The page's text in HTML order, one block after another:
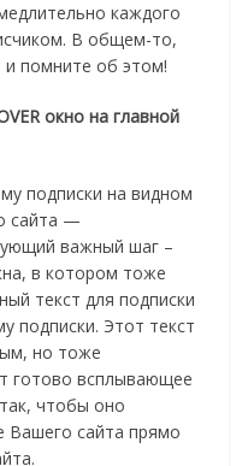
каждого
В общем-то,
и помните об этом!
окно на главной
подписки на видном
сайта —
важный шаг –
в котором тоже
текст для подписки
подписки. Этот текст
но тоже
готово всплывающее
чтобы оно
Вашего сайта прямо